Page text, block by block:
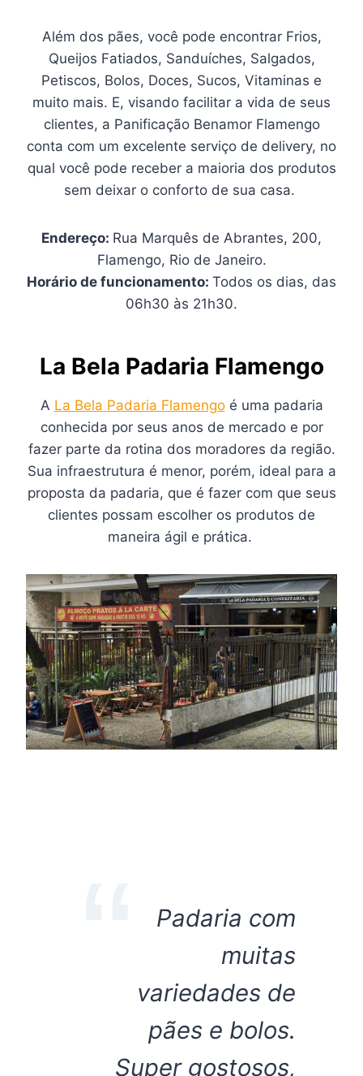
Além dos pães, você pode encontrar Frios,
Queijos Fatiados, Sanduíches, Salgados,
Petiscos, Bolos, Doces, Sucos, Vitaminas e
muito mais. E, visando facilitar a vida de seus
clientes, a Panificação Benamor Flamengo
conta com um excelente serviço de delivery, no
qual você pode receber a maioria dos produtos
sem deixar o conforto de sua casa.
Endereço: Rua Marquês de Abrantes, 200,
Flamengo, Rio de Janeiro.
Horário de funcionamento: Todos os dias, das
06h30 às 21h30.
La Bela Padaria Flamengo
A La Bela Padaria Flamengoé uma padaria
conhecida por seus anos de mercado e por
fazer parte da rotina dos moradores da região.
Sua infraestrutura é menor, porém, ideal para a
proposta da padaria, que é fazer com que seus
clientes possam escolher os produtos de
maneira ágil e prática.
Padaria com
muitas
variedades de
pães e bolos.
Super gostosos,